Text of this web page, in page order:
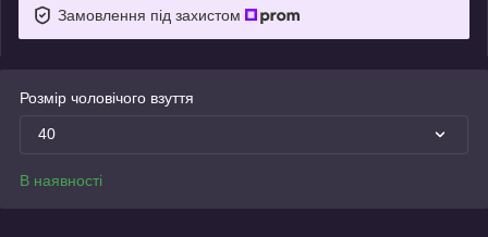
Замовлення під захистом
Розмір чоловічого взуття
40
В наявності